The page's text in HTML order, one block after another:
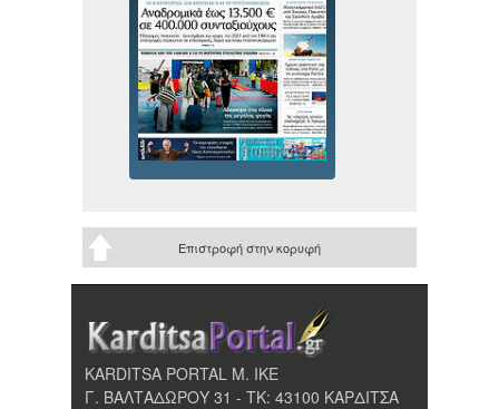
Επιστροφή στην κορυφή
KARDITSA PORTAL Μ. ΙΚΕ
Γ. ΒΑΛΤΑΔΩΡΟΥ 31 - ΤΚ: 43100 ΚΑΡΔΙΤΣΑ